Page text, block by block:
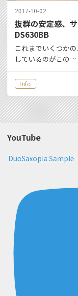
2017-10-02
抜群の安定感、
DS630BB
これまでいくつか
しているのがこの…
Info
YouTube
DuoSaxopia Sample